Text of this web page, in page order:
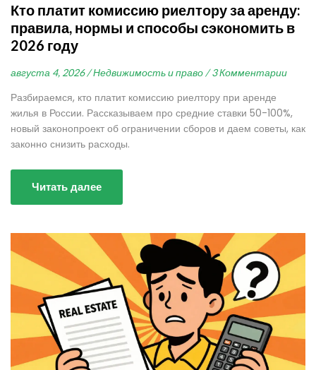
Кто платит комиссию риелтору за аренду:
правила, нормы и способы сэкономить в
2026 году
августа 4, 2026 / Недвижимость и право / 3 Комментарии
Разбираемся, кто платит комиссию риелтору при аренде
жилья в России. Рассказываем про средние ставки 50-100%,
новый законопроект об ограничении сборов и даем советы, как
законно снизить расходы.
Читать далее